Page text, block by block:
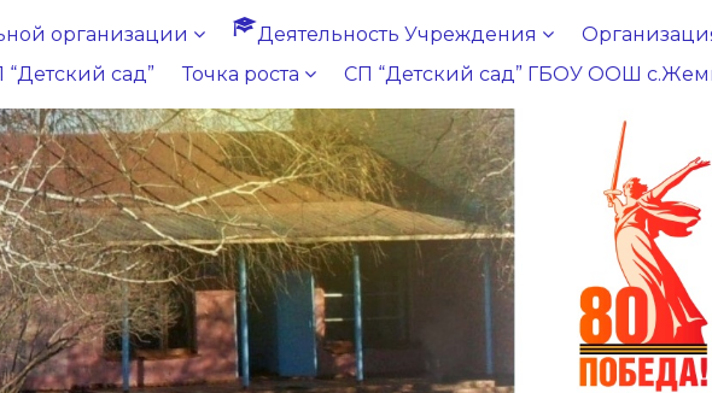
организации Деятельность Учреждения
сад”
Точка роста СП “Детский сад” ГБОУ ООШ